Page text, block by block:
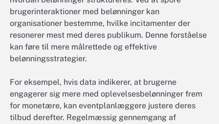
brugerinteraktioner med belønninger kan
organisationer bestemme, hvilke incitamenter der
resonerer mest med deres publikum. Denne forståelse
kan føre til mere målrettede og effektive
belønningsstrategier.
For eksempel, hvis data indikerer, at brugerne
engagerer sig mere med oplevelsesbelønninger frem
for monetære, kan eventplanlæggere justere deres
tilbud derefter. Regelmæssig gennemgang af